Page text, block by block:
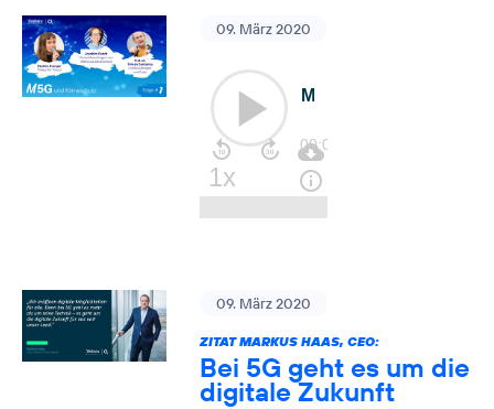
09. März 2020
09. März 2020
ZITAT MARKUS HAAS, CEO:
Bei 5G geht es um die
digitale Zukunft